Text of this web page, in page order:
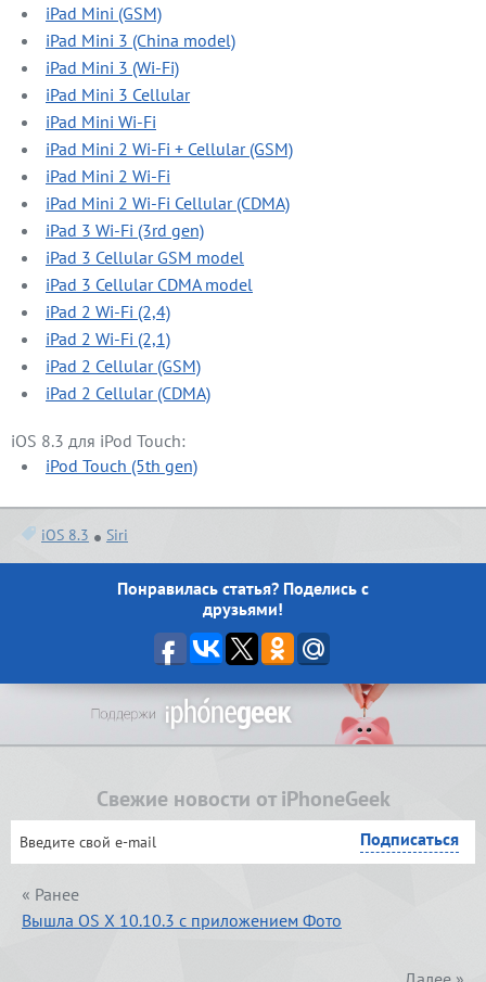
iPad Mini (GSM)
iPad Mini 3 (China model)
iPad Mini 3 (Wi-Fi)
iPad Mini 3 Cellular
iPad Mini Wi-Fi
iPad Mini 2 Wi-Fi + Cellular (GSM)
iPad Mini 2 Wi-Fi
iPad Mini 2 Wi-Fi Cellular (CDMA)
iPad 3 Wi-Fi (3rd gen)
iPad 3 Cellular GSM model
iPad 3 Cellular CDMA model
iPad 2 Wi-Fi (2,4)
iPad 2 Wi-Fi (2,1)
iPad 2 Cellular (GSM)
iPad 2 Cellular (CDMA)
iOS 8.3 для iPod Touch:
iPod Touch (5th gen)
iOS 8.3 Siri
Понравилась статья? Поделись с
друзьями!
Свежие новости от iPhoneGeek
« Ранее
Вышла OS X 10.10.3 с приложением Фото